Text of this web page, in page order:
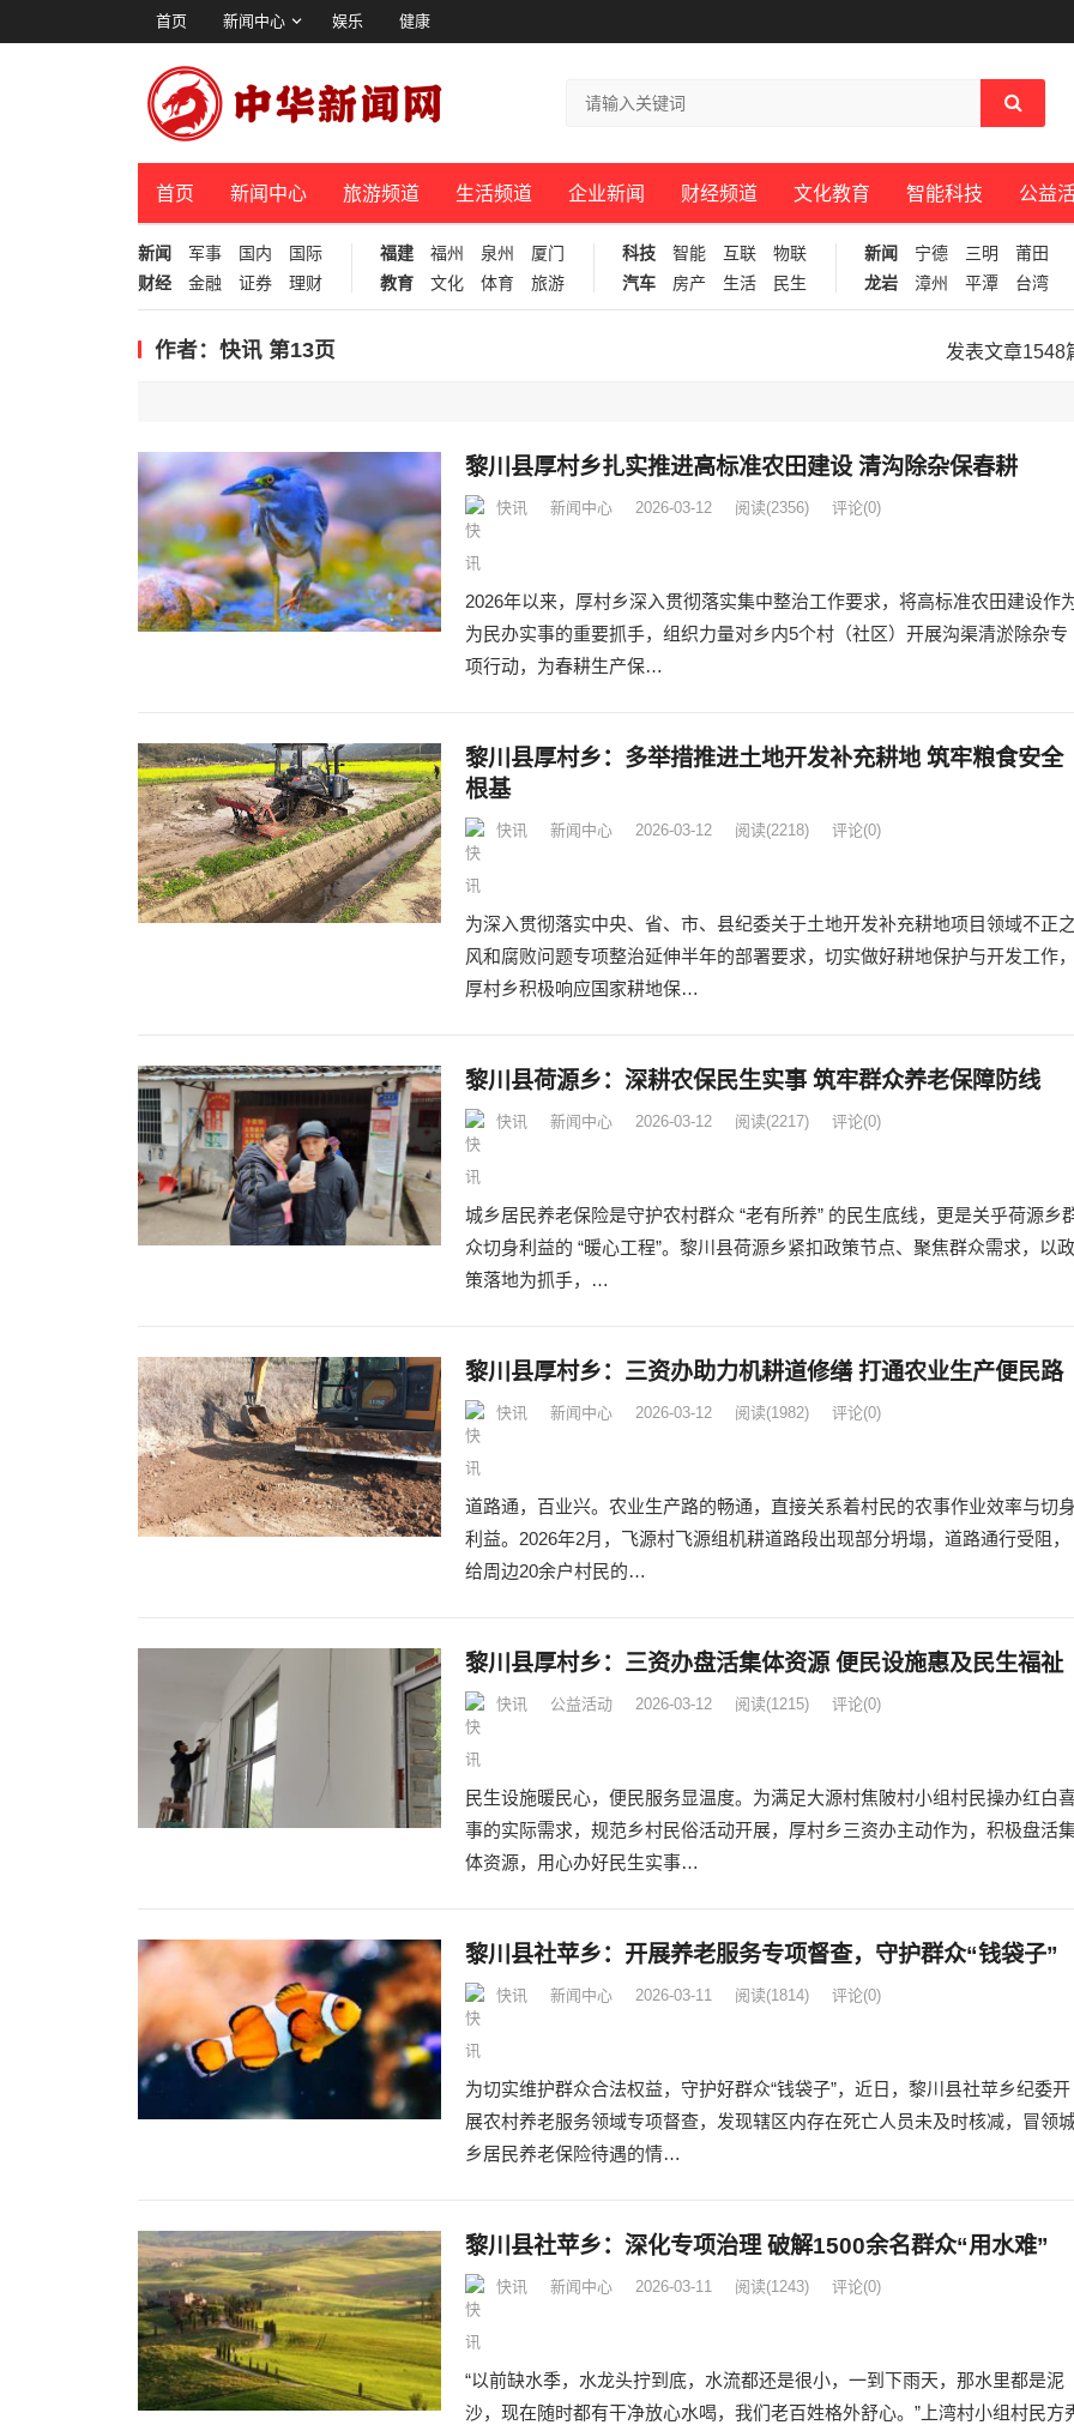
首页 新闻中心 娱乐 健康
首页 新闻中心 旅游频道 生活频道 企业新闻 财经频道 文化教育 智能科技 公益
新闻 军事 国内
国际
财经
金融 证券 理财
福建 福州 泉州
厦门
教育
文化 体育 旅游
科技 智能 互联
物联
汽车
房产 生活 民生
新闻 宁德 三明
莆田
龙岩
漳州 平潭 台湾
作者：快讯 第13页 发表文章1548
黎川县厚村乡扎实推进高标准农田建设 清沟除杂保春耕
快讯 新闻中心 2026-03-12 阅读(2356) 评论(0)
2026年以来，厚村乡深入贯彻落实集中整治工作要求，将高标准农田建设作
为民办实事的重要抓手，组织力量对乡内5个村（社区）开展沟渠清淤除杂专
项行动，为春耕生产保…
黎川县厚村乡：多举措推进土地开发补充耕地 筑牢粮食安全
根基
快讯 新闻中心 2026-03-12 阅读(2218) 评论(0)
为深入贯彻落实中央、省、市、县纪委关于土地开发补充耕地项目领域不正
风和腐败问题专项整治延伸半年的部署要求，切实做好耕地保护与开发工作
厚村乡积极响应国家耕地保…
黎川县荷源乡：深耕农保民生实事 筑牢群众养老保障防线
快讯 新闻中心 2026-03-12 阅读(2217) 评论(0)
城乡居民养老保险是守护农村群众 “老有所养” 的民生底线，更是关乎荷源乡
众切身利益的 “暖心工程”。黎川县荷源乡紧扣政策节点、聚焦群众需求，以政
策落地为抓手，…
黎川县厚村乡：三资办助力机耕道修缮 打通农业生产便民路
快讯 新闻中心 2026-03-12 阅读(1982) 评论(0)
道路通，百业兴。农业生产路的畅通，直接关系着村民的农事作业效率与切
利益。2026年2月，飞源村飞源组机耕道路段出现部分坍塌，道路通行受阻，
给周边20余户村民的…
黎川县厚村乡：三资办盘活集体资源 便民设施惠及民生福祉
快讯 公益活动 2026-03-12 阅读(1215) 评论(0)
民生设施暖民心，便民服务显温度。为满足大源村焦陂村小组村民操办红白
事的实际需求，规范乡村民俗活动开展，厚村乡三资办主动作为，积极盘活
体资源，用心办好民生实事…
黎川县社苹乡：开展养老服务专项督查，守护群众“钱袋子”
快讯 新闻中心 2026-03-11 阅读(1814) 评论(0)
为切实维护群众合法权益，守护好群众“钱袋子”，近日，黎川县社苹乡纪委开
展农村养老服务领域专项督查，发现辖区内存在死亡人员未及时核减，冒领
乡居民养老保险待遇的情…
黎川县社苹乡：深化专项治理 破解1500余名群众“用水难”
快讯 新闻中心 2026-03-11 阅读(1243) 评论(0)
“以前缺水季，水龙头拧到底，水流都还是很小，一到下雨天，那水里都是泥
沙，现在随时都有干净放心水喝，我们老百姓格外舒心。”上湾村小组村民方